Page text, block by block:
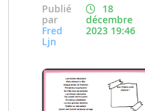
Publié
par
Fred
Ljn
18
décembre
2023 19:46